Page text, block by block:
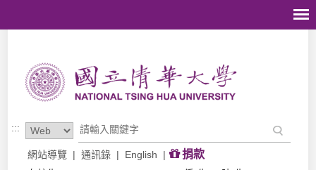
:::
網站導覽 | 通訊錄 | English | 捐款